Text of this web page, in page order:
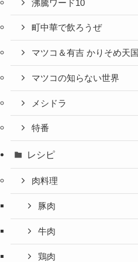
沸騰ワード10
町中華で飲ろうぜ
マツコ＆有吉 かりそめ天国
マツコの知らない世界
メシドラ
特番
レシピ
肉料理
豚肉
牛肉
鶏肉